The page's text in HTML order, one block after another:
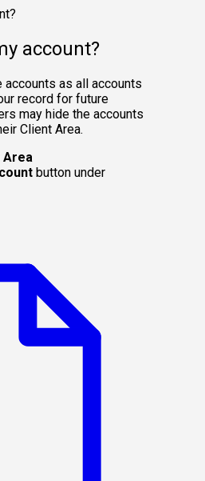
account?
as all accounts
record for future
may hide the accounts
Client Area.
Area
button under